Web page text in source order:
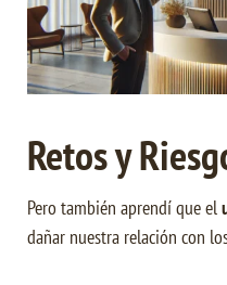
Retos y
Pero también aprendí que el
dañar nuestra relación con